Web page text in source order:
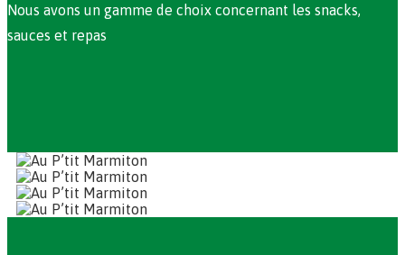
Nous avons un gamme de choix concernant les snacks,
sauces et repas